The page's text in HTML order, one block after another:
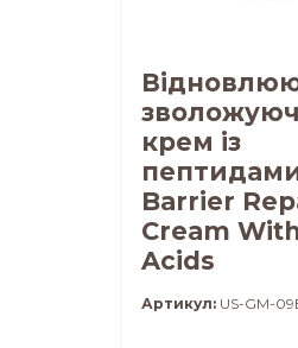
крем із
Barrier
Cream
Acids
Артикул: US-GM-